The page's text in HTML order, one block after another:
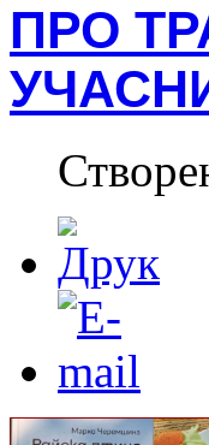
ПРО